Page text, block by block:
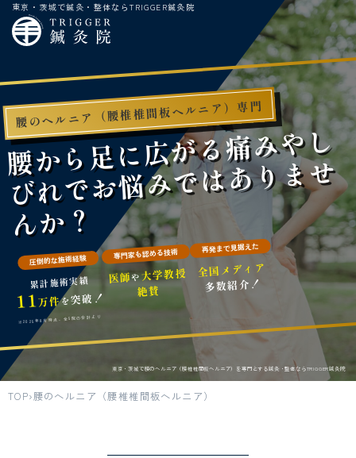
東京・茨城で鍼灸・整体ならTRIGGER鍼灸院
腰のヘルニア（腰椎椎間板ヘルニア）専門
腰
か
ら
足
に
広
が
る
痛
み
や
し
び
れ
でお
悩
み
で
は
あ
り
ま
せ
ん
か
？
圧倒的な施術経験
累計施術実績
11万件を突破！
専門家も認める技術
医師や大学教授
絶賛
再発まで見据えた
全国メディア
多数紹介！
※2025年8月時点、全5院の合計より
東京・茨城で腰のヘルニア（腰椎椎間板ヘルニア）を専門とする鍼灸・整体ならTRIGGER鍼灸院
TOP 腰のヘルニア（腰椎椎間板ヘルニア）